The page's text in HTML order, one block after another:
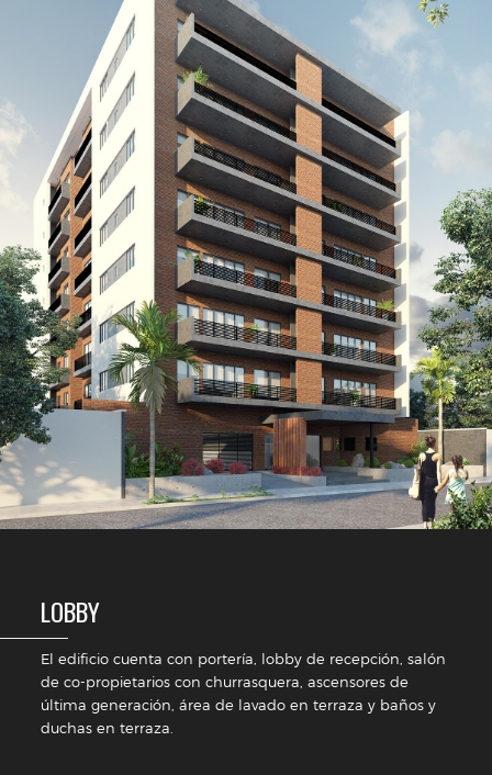
LOBBY
El edificio cuenta con portería, lobby de recepción, salón
de co-propietarios con churrasquera, ascensores de
última generación, área de lavado en terraza y baños y
duchas en terraza.